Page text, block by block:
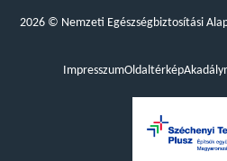
2026 © Nemzeti Egészségbiztosítási
ImpresszumOldaltérkép